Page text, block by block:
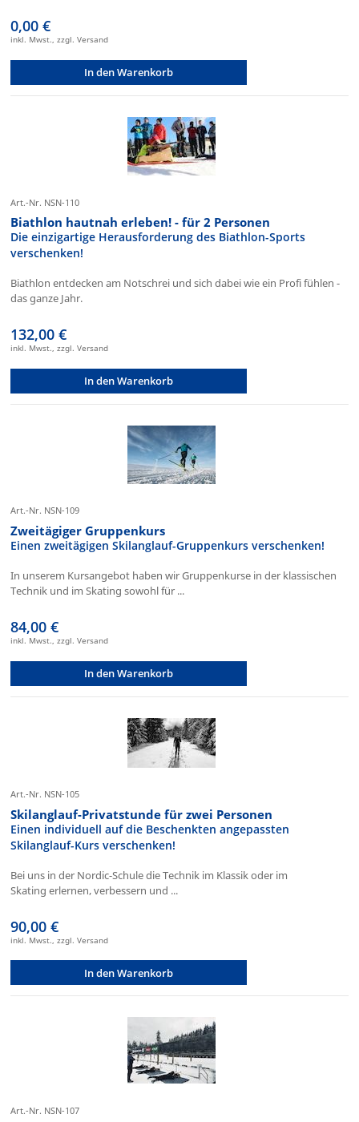
0,00 €
inkl. Mwst., zzgl. Versand
In den Warenkorb
Art.-Nr. NSN-110
Biathlon hautnah erleben! - für 2 Personen
Die einzigartige Herausforderung des Biathlon-Sports
verschenken!
Biathlon entdecken am Notschrei und sich dabei wie ein Profi fühlen -
das ganze Jahr.
132,00 €
inkl. Mwst., zzgl. Versand
In den Warenkorb
Art.-Nr. NSN-109
Zweitägiger Gruppenkurs
Einen zweitägigen Skilanglauf-Gruppenkurs verschenken!
In unserem Kursangebot haben wir Gruppenkurse in der klassischen
Technik und im Skating sowohl für ...
84,00 €
inkl. Mwst., zzgl. Versand
In den Warenkorb
Art.-Nr. NSN-105
Skilanglauf-Privatstunde für zwei Personen
Einen individuell auf die Beschenkten angepassten
Skilanglauf-Kurs verschenken!
Bei uns in der Nordic-Schule die Technik im Klassik oder im
Skating erlernen, verbessern und ...
90,00 €
inkl. Mwst., zzgl. Versand
In den Warenkorb
Art.-Nr. NSN-107